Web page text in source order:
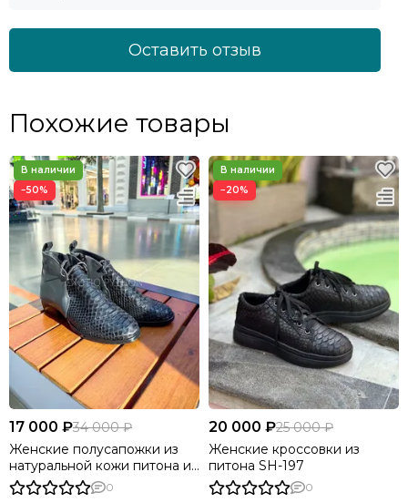
Оставить отзыв
Похожие товары
−50%
17 000 ₽34 000 ₽
Женские полусапожки из
натуральной кожи питона и
ягнёнка SH-1980
−20%
20 000 ₽25 000 ₽
Женские кроссовки из
питона SH-197
0